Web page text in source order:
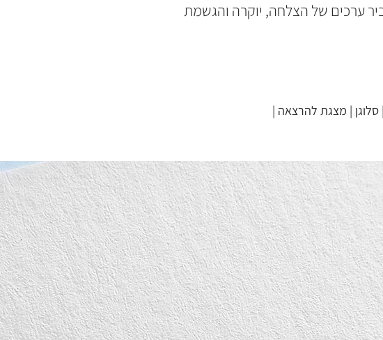
ערכים של הצלחה, יוקרה והגשמת
| סלוגן | מצגת להרצאה |